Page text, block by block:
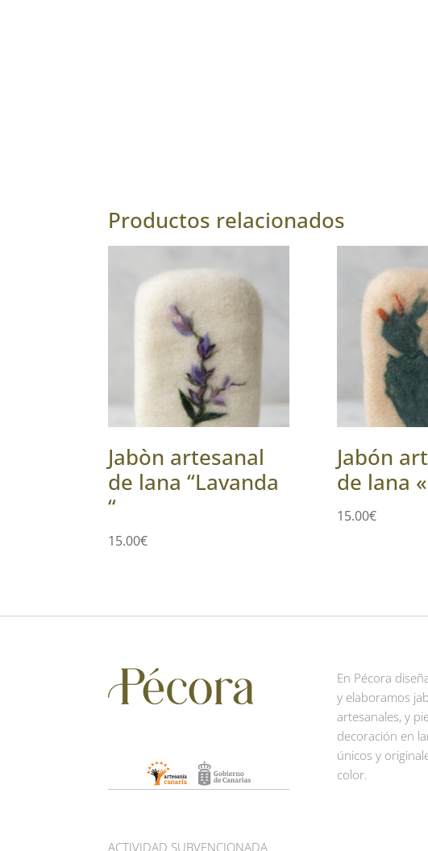
Productos relacionados
Jabòn artesanal
de lana “Lavanda
“
15.00€
Jabón
de lana
15.00€
ACTIVIDAD SUBVENCIONADA
En Pécora
y elaboramos
artesanales, y
decoración en
únicos y
color.